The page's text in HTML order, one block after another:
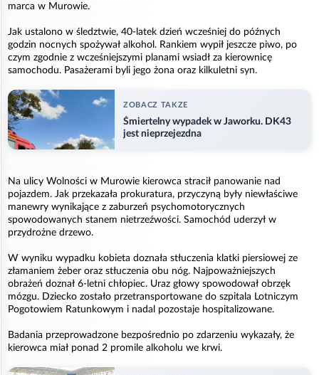
marca w Murowie.
Jak ustalono w śledztwie, 40-latek dzień wcześniej do późnych
godzin nocnych spożywał alkohol. Rankiem wypił jeszcze piwo, po
czym zgodnie z wcześniejszymi planami wsiadł za kierownicę
samochodu. Pasażerami byli jego żona oraz kilkuletni syn.
ZOBACZ TAKZE
Śmiertelny wypadek w Jaworku. DK43
jest nieprzejezdna
Na ulicy Wolności w Murowie kierowca stracił panowanie nad
pojazdem. Jak przekazała prokuratura, przyczyną były niewłaściwe
manewry wynikające z zaburzeń psychomotorycznych
spowodowanych stanem nietrzeźwości. Samochód uderzył w
przydrożne drzewo.
W wyniku wypadku kobieta doznała stłuczenia klatki piersiowej ze
złamaniem żeber oraz stłuczenia obu nóg. Najpoważniejszych
obrażeń doznał 6-letni chłopiec. Uraz głowy spowodował obrzęk
mózgu. Dziecko zostało przetransportowane do szpitala Lotniczym
Pogotowiem Ratunkowym i nadal pozostaje hospitalizowane.
Badania przeprowadzone bezpośrednio po zdarzeniu wykazały, że
kierowca miał ponad 2 promile alkoholu we krwi.